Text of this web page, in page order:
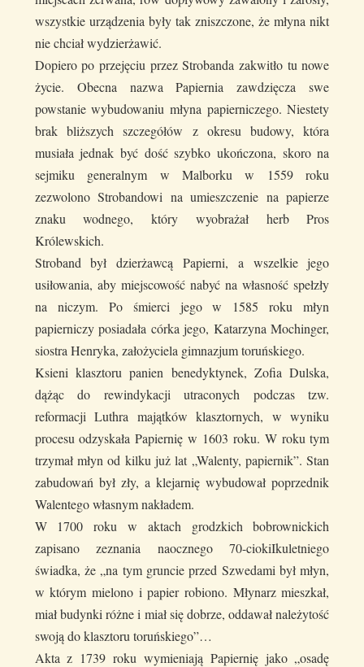
wszystkie urządzenia były tak zniszczone, że młyna nikt
nie chciał wydzierżawić.
Dopiero po przejęciu przez Strobanda zakwitło tu nowe
życie. Obecna nazwa Papiernia zawdzięcza swe
powstanie wybudowaniu młyna papierniczego. Niestety
brak bliższych szczegółów z okresu budowy, która
musiała jednak być dość szybko ukończona, skoro na
sejmiku generalnym w Malborku w 1559 roku
zezwolono Strobandowi na umieszczenie na papierze
znaku wodnego, który wyobrażał herb Pros
Królewskich.
Stroband był dzierżawcą Papierni, a wszelkie jego
usiłowania, aby miejscowość nabyć na własność spełzły
na niczym. Po śmierci jego w 1585 roku młyn
papierniczy posiadała córka jego, Katarzyna Mochinger,
siostra Henryka, założyciela gimnazjum toruńskiego.
Ksieni klasztoru panien benedyktynek, Zofia Dulska,
dążąc do rewindykacji utraconych podczas tzw.
reformacji Luthra majątków klasztornych, w wyniku
procesu odzyskała Papiernię w 1603 roku. W roku tym
trzymał młyn od kilku już lat „Walenty, papiernik”. Stan
zabudowań był zły, a klejarnię wybudował poprzednik
Walentego własnym nakładem.
W 1700 roku w aktach grodzkich bobrownickich
zapisano zeznania naocznego 70-ciokiIkuletniego
świadka, że „na tym gruncie przed Szwedami był młyn,
w którym mielono i papier robiono. Młynarz mieszkał,
miał budynki różne i miał się dobrze, oddawał należytość
swoją do klasztoru toruńskiego”…
Akta z 1739 roku wymieniają Papiernię jako „osadę